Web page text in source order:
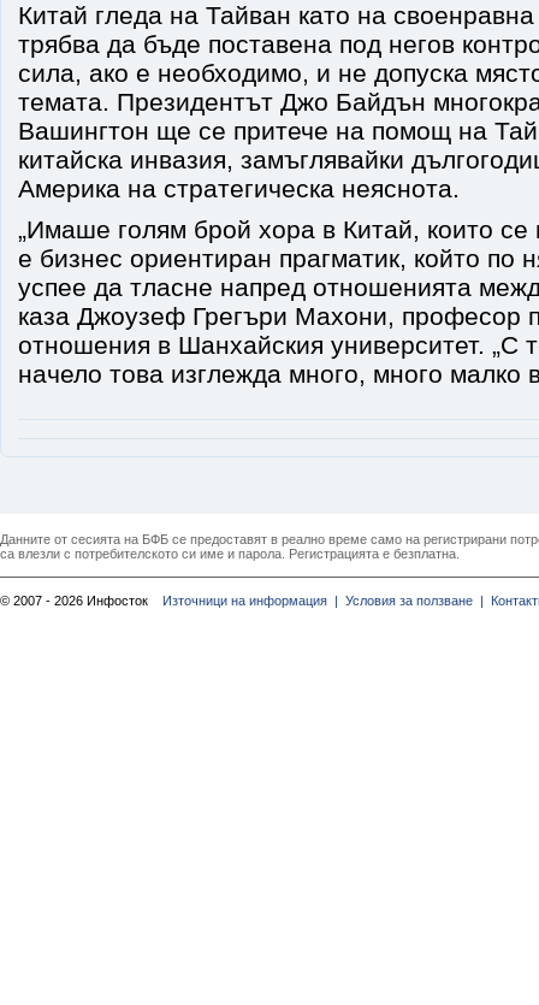
Китай гледа на Тайван като на
трябва да бъде поставена под негов
сила, ако е необходимо, и не допуска
темата. Президентът Джо Байдън
Вашингтон ще се притече на помощ на
китайска инвазия, замъглявайки
Америка на стратегическа неяснота.
„Имаше голям брой хора в Китай, които
е бизнес ориентиран прагматик, който по
успее да тласне напред отношенията
каза Джоузеф Грегъри Махони, професор
отношения в Шанхайския университет. „С
начело това изглежда много, много малко
Данните от сесията на БФБ се предоставят в реално време само на регистрирани
са влезли с потребителското си име и парола. Регистрацията е безплатна.
© 2007 - 2026 Инфосток Източници на информация | Условия за ползване |